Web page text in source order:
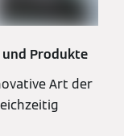
Produkte
Art der